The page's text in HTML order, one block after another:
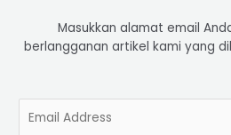
Masukkan alamat email
berlangganan artikel kami yang
m